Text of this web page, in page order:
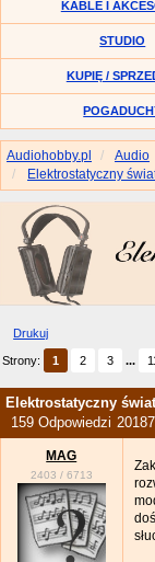
KABLE I
STUDIO
KUPIĘ /
Audiohobby.pl Audio
Elektrostatyczny
Drukuj
Strony: 1 2 3 ...
Elektrostatyczny
159 Odpowiedzi
MAG
2403 / 6713